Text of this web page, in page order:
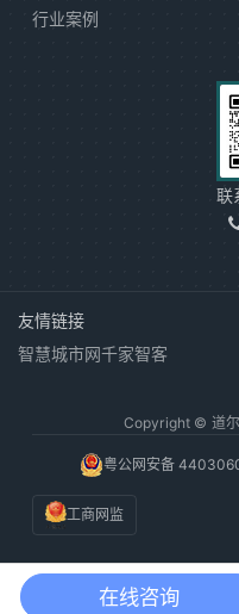
行业案例
联
友情链接
智慧城市网千家智客
Copyright © 道
粤公网安备
工商网监
电话咨询在线咨询